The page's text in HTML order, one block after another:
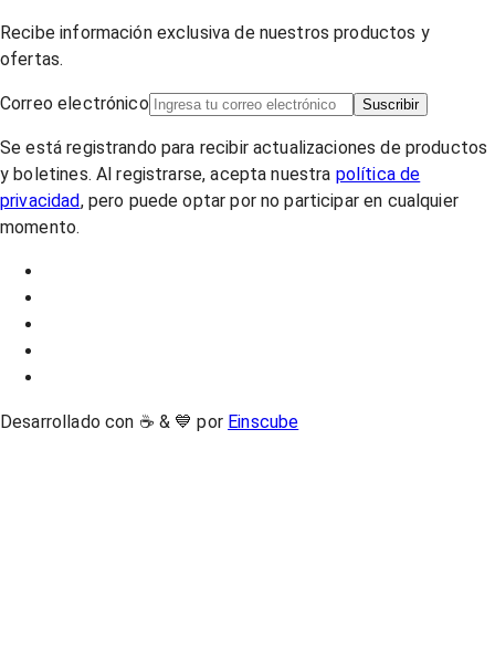
Recibe información exclusiva de nuestros productos y
ofertas.
Correo electrónico Suscribir
Se está registrando para recibir actualizaciones de productos
y boletines. Al registrarse, acepta nuestra política de
privacidad, pero puede optar por no participar en cualquier
momento.
Desarrollado con ☕ & 💙 por Einscube